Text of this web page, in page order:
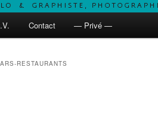
Contact — Privé —
RESTAURANTS